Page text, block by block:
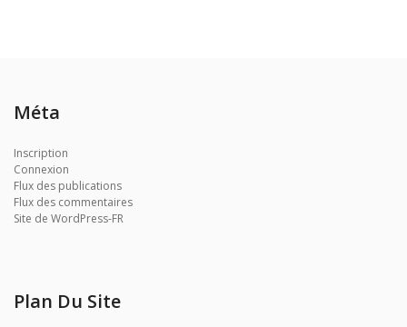
Méta
Inscription
Connexion
Flux des publications
Flux des commentaires
Site de WordPress-FR
Plan Du Site